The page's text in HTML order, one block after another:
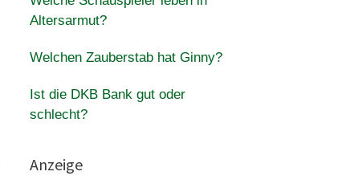
Altersarmut?
Welchen Zauberstab hat Ginny?
Ist die DKB Bank gut oder
schlecht?
Anzeige